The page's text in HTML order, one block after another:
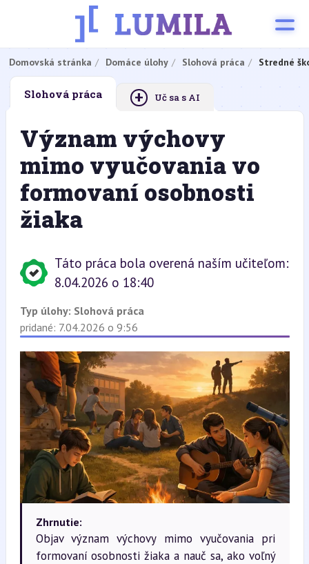
Domovská stránka Domáce úlohy Slohová práca Stredné
Slohová práca + Uč sa s AI
Význam výchovy
mimo vyučovania vo
formovaní osobnosti
žiaka
Táto práca bola overená naším učiteľom:
8.04.2026 o 18:40
Typ úlohy: Slohová práca
pridané: 7.04.2026 o 9:56
Zhrnutie:
Objav význam výchovy mimo vyučovania pri
formovaní osobnosti žiaka a nauč sa, ako voľný